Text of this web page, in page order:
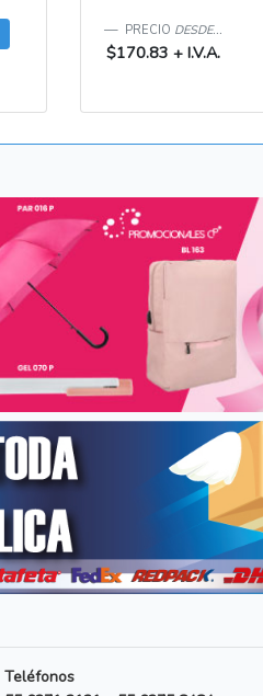
PRECIO DESDE...
$170.83 + I.V.A.
Teléfonos